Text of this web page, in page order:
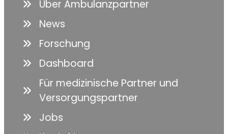
Über Ambulanzpartner
News
Forschung
Dashboard
Für medizinische Partner und
Versorgungspartner
Jobs